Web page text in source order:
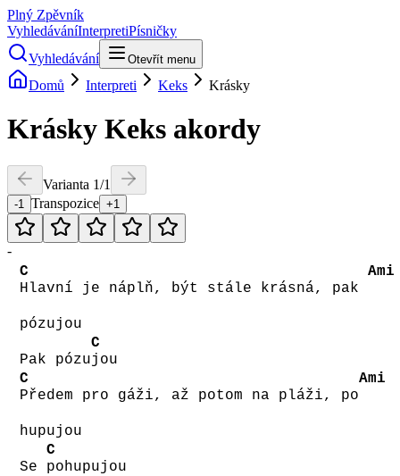
Plný Zpěvník
VyhledáváníInterpretiPísničky
Vyhledávání
Otevřít menu
Domů Interpreti Keks Krásky
Krásky Keks akordy
Varianta 1/1
-1 Transpozice +1
-
C
Hlavní je náplň, být stále krásná, pak
Ami
pózujou
Pak pózu
C
jou
C
Předem pro gáži, až potom na pláži, po
Ami
hupujou
Se
C
pohupujou